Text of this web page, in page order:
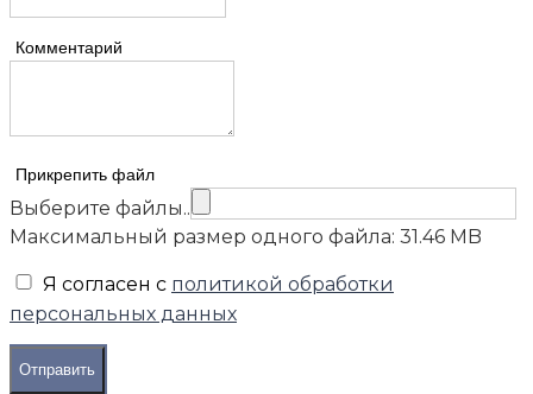
Комментарий
Прикрепить файл
Выберите файлы..
Максимальный размер одного файла: 31.46 MB
Я согласен с политикой обработки
персональных данных
Отправить